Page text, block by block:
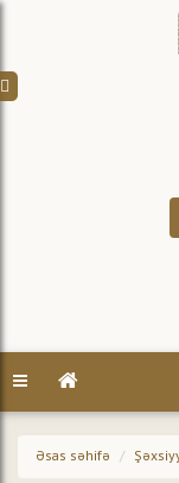
Əsas səhifə